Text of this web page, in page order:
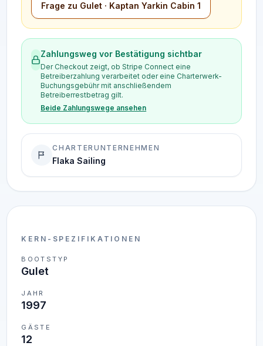
KERN-SPEZIFIKATIONEN
BOOTSTYP
Gulet
JAHR
1997
GÄSTE
12
Frage zu Gulet · Kaptan Yarkin Cabin 1
Zahlungsweg vor Bestätigung sichtbar
Der Checkout zeigt, ob Stripe Connect eine
Betreiberzahlung verarbeitet oder eine Charterwerk-
Buchungsgebühr mit anschließendem
Betreiberrestbetrag gilt.
Beide Zahlungswege ansehen
CHARTERUNTERNEHMEN
Flaka Sailing